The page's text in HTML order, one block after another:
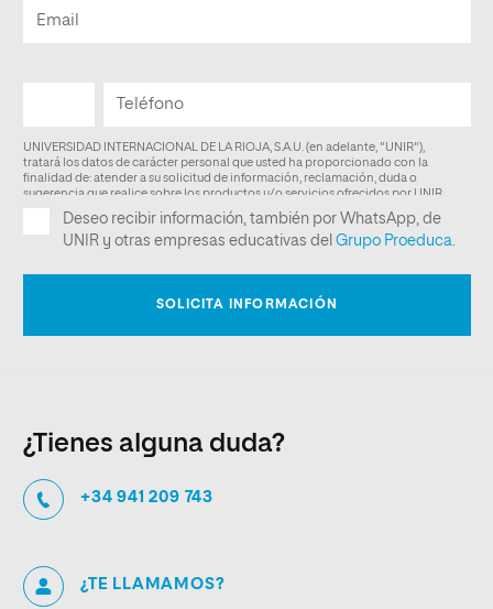
¿Tienes alguna duda?
+34 941 209 743
¿TE LLAMAMOS?